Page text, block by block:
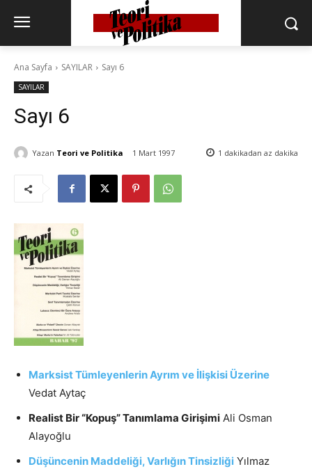
Ana Sayfa SAYILAR Sayı 6
SAYILAR
Sayı 6
Yazan Teori ve Politika 1 Mart 1997 1 dakikadan az dakika
Marksist Tümleyenlerin Ayrım ve İlişkisi Üzerine
Vedat Aytaç
Realist Bir “Kopuş” Tanımlama Girişimi Ali Osman
Alayoğlu
Düşüncenin Maddeliği, Varlığın Tinsizliği Yılmaz